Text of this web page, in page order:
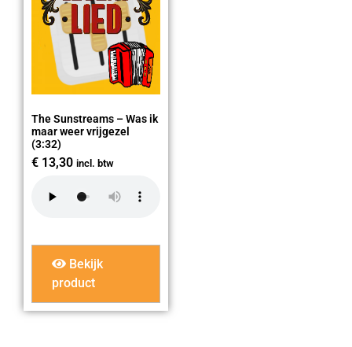
The Sunstreams – Was ik
maar weer vrijgezel
(3:32)
€ 13,30 incl. btw
Bekijk
product